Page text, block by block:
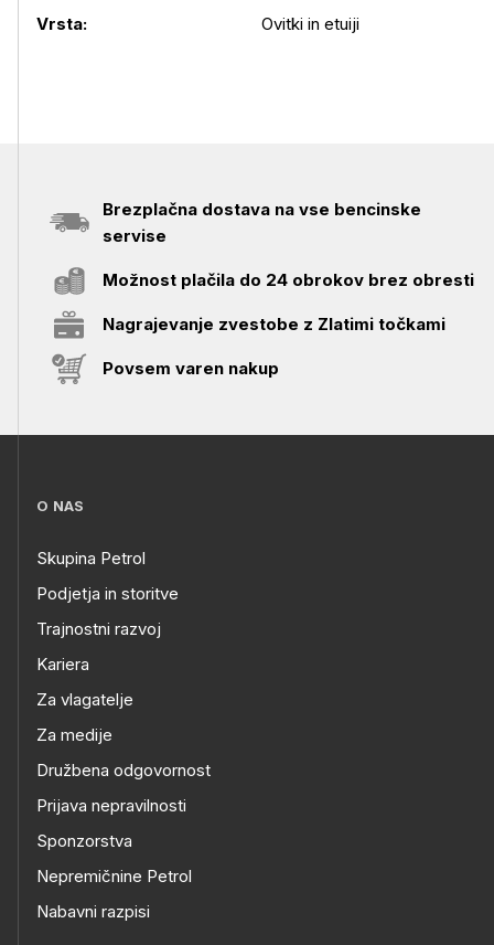
Vrsta:
Ovitki in etuiji
Brezplačna dostava na vse bencinske
servise
Možnost plačila do 24 obrokov brez obresti
Nagrajevanje zvestobe z Zlatimi točkami
Povsem varen nakup
O NAS
Skupina Petrol
Podjetja in storitve
Trajnostni razvoj
Kariera
Za vlagatelje
Za medije
Družbena odgovornost
Prijava nepravilnosti
Sponzorstva
Nepremičnine Petrol
Nabavni razpisi